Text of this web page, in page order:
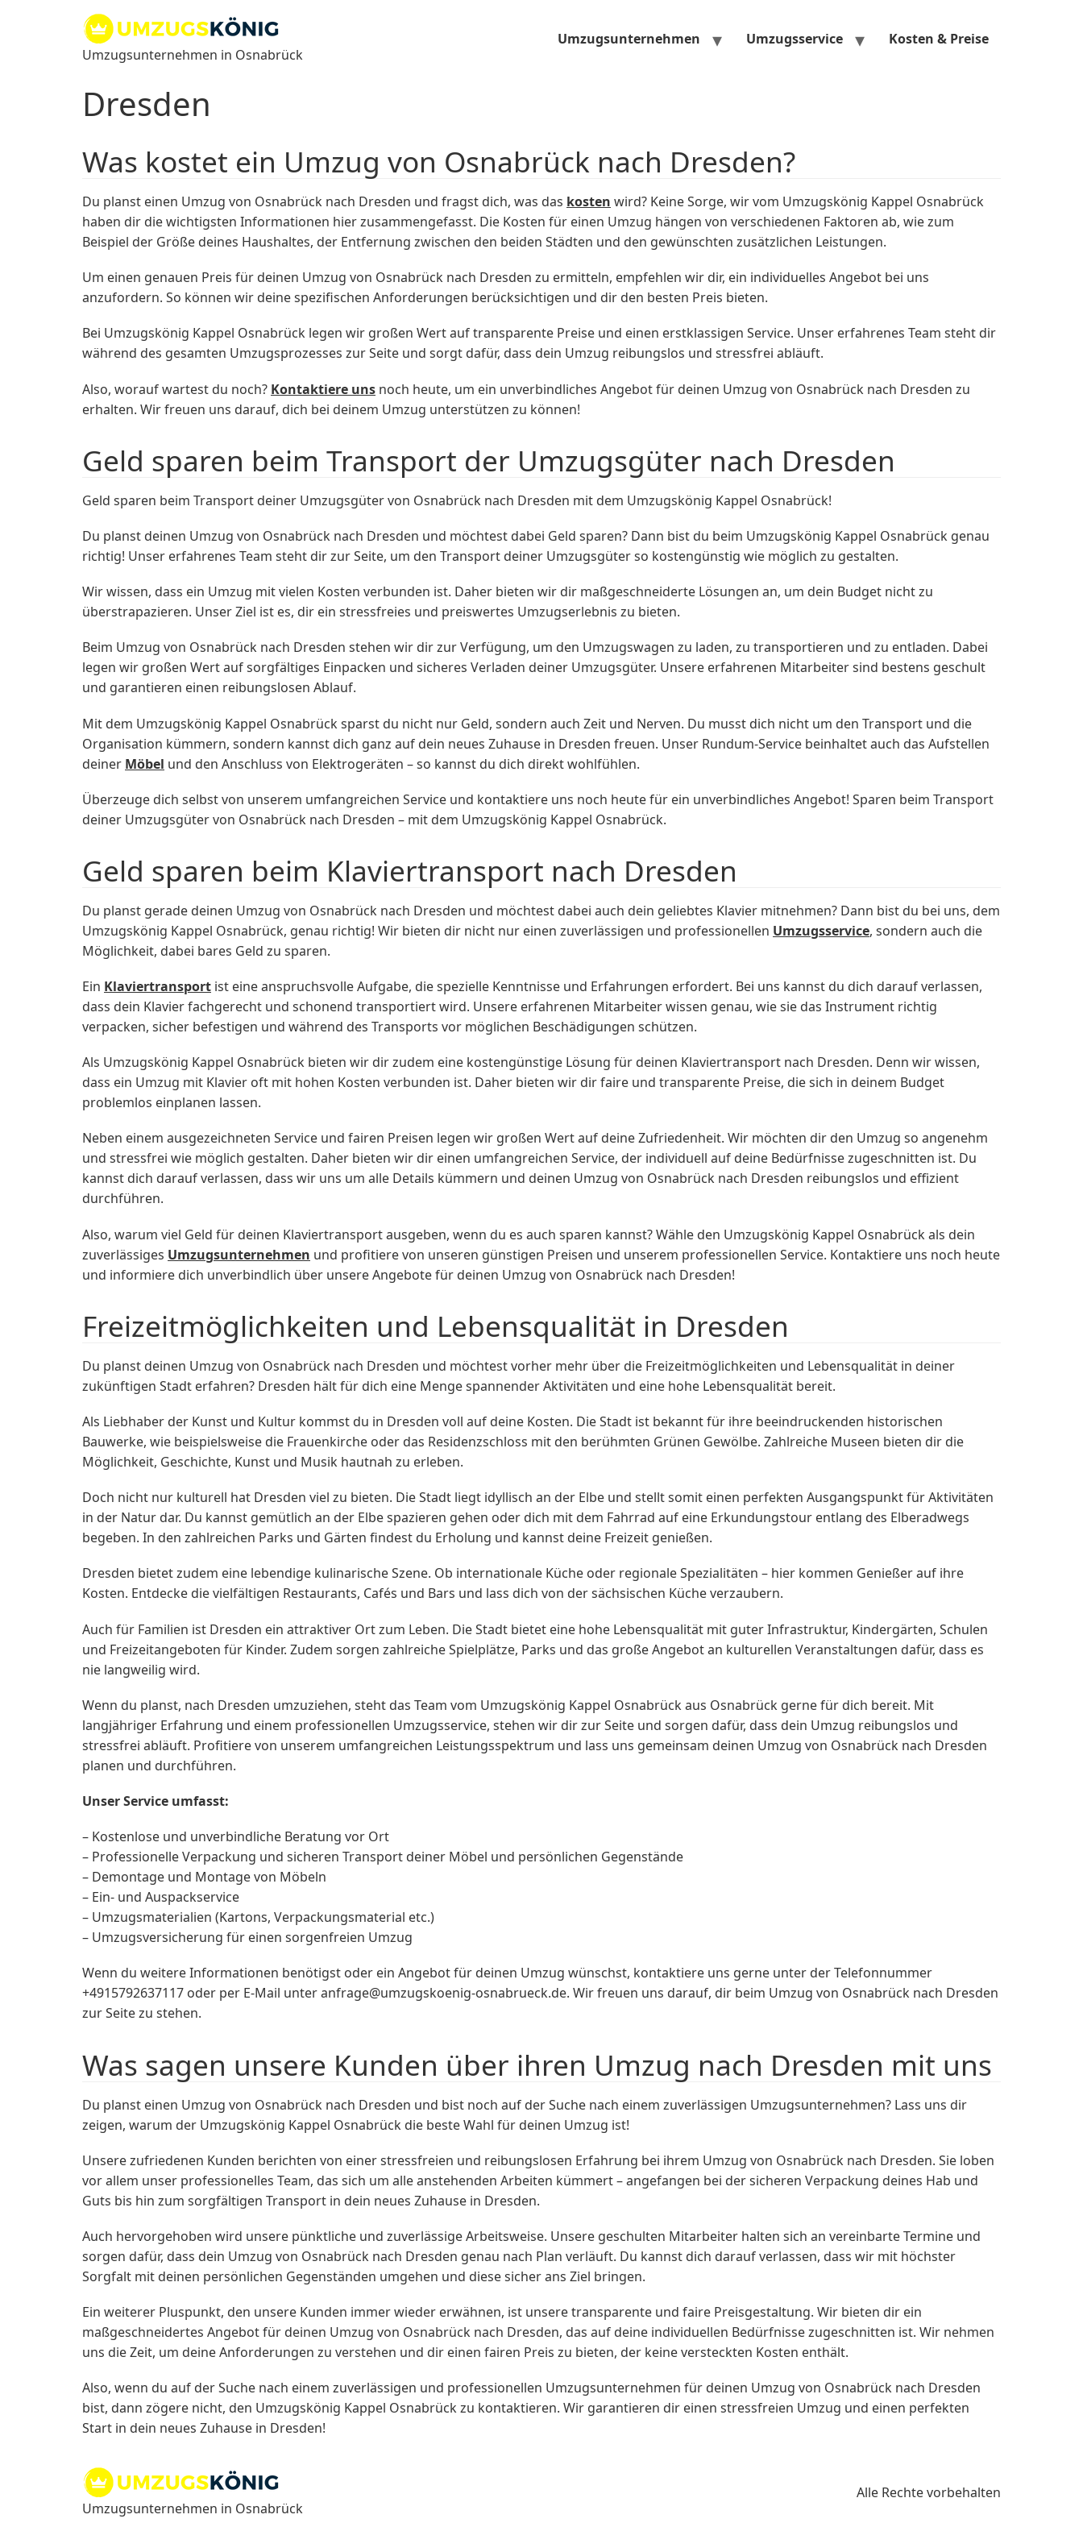
Umzugsunternehmen in Osnabrück
Umzugsunternehmen Umzugsservice Kosten & Preise
Dresden
Was kostet ein Umzug von Osnabrück nach Dresden?
Du planst einen Umzug von Osnabrück nach Dresden und fragst dich, was das kosten wird? Keine Sorge, wir vom Umzugskönig Kappel Osnabrück
haben dir die wichtigsten Informationen hier zusammengefasst. Die Kosten für einen Umzug hängen von verschiedenen Faktoren ab, wie zum
Beispiel der Größe deines Haushaltes, der Entfernung zwischen den beiden Städten und den gewünschten zusätzlichen Leistungen.
Um einen genauen Preis für deinen Umzug von Osnabrück nach Dresden zu ermitteln, empfehlen wir dir, ein individuelles Angebot bei uns
anzufordern. So können wir deine spezifischen Anforderungen berücksichtigen und dir den besten Preis bieten.
Bei Umzugskönig Kappel Osnabrück legen wir großen Wert auf transparente Preise und einen erstklassigen Service. Unser erfahrenes Team steht dir
während des gesamten Umzugsprozesses zur Seite und sorgt dafür, dass dein Umzug reibungslos und stressfrei abläuft.
Also, worauf wartest du noch? Kontaktiere uns noch heute, um ein unverbindliches Angebot für deinen Umzug von Osnabrück nach Dresden zu
erhalten. Wir freuen uns darauf, dich bei deinem Umzug unterstützen zu können!
Geld sparen beim Transport der Umzugsgüter nach Dresden
Geld sparen beim Transport deiner Umzugsgüter von Osnabrück nach Dresden mit dem Umzugskönig Kappel Osnabrück!
Du planst deinen Umzug von Osnabrück nach Dresden und möchtest dabei Geld sparen? Dann bist du beim Umzugskönig Kappel Osnabrück genau
richtig! Unser erfahrenes Team steht dir zur Seite, um den Transport deiner Umzugsgüter so kostengünstig wie möglich zu gestalten.
Wir wissen, dass ein Umzug mit vielen Kosten verbunden ist. Daher bieten wir dir maßgeschneiderte Lösungen an, um dein Budget nicht zu
überstrapazieren. Unser Ziel ist es, dir ein stressfreies und preiswertes Umzugserlebnis zu bieten.
Beim Umzug von Osnabrück nach Dresden stehen wir dir zur Verfügung, um den Umzugswagen zu laden, zu transportieren und zu entladen. Dabei
legen wir großen Wert auf sorgfältiges Einpacken und sicheres Verladen deiner Umzugsgüter. Unsere erfahrenen Mitarbeiter sind bestens geschult
und garantieren einen reibungslosen Ablauf.
Mit dem Umzugskönig Kappel Osnabrück sparst du nicht nur Geld, sondern auch Zeit und Nerven. Du musst dich nicht um den Transport und die
Organisation kümmern, sondern kannst dich ganz auf dein neues Zuhause in Dresden freuen. Unser Rundum-Service beinhaltet auch das Aufstellen
deiner Möbel und den Anschluss von Elektrogeräten – so kannst du dich direkt wohlfühlen.
Überzeuge dich selbst von unserem umfangreichen Service und kontaktiere uns noch heute für ein unverbindliches Angebot! Sparen beim Transport
deiner Umzugsgüter von Osnabrück nach Dresden – mit dem Umzugskönig Kappel Osnabrück.
Geld sparen beim Klaviertransport nach Dresden
Du planst gerade deinen Umzug von Osnabrück nach Dresden und möchtest dabei auch dein geliebtes Klavier mitnehmen? Dann bist du bei uns, dem
Umzugskönig Kappel Osnabrück, genau richtig! Wir bieten dir nicht nur einen zuverlässigen und professionellen Umzugsservice, sondern auch die
Möglichkeit, dabei bares Geld zu sparen.
Ein Klaviertransport ist eine anspruchsvolle Aufgabe, die spezielle Kenntnisse und Erfahrungen erfordert. Bei uns kannst du dich darauf verlassen,
dass dein Klavier fachgerecht und schonend transportiert wird. Unsere erfahrenen Mitarbeiter wissen genau, wie sie das Instrument richtig
verpacken, sicher befestigen und während des Transports vor möglichen Beschädigungen schützen.
Als Umzugskönig Kappel Osnabrück bieten wir dir zudem eine kostengünstige Lösung für deinen Klaviertransport nach Dresden. Denn wir wissen,
dass ein Umzug mit Klavier oft mit hohen Kosten verbunden ist. Daher bieten wir dir faire und transparente Preise, die sich in deinem Budget
problemlos einplanen lassen.
Neben einem ausgezeichneten Service und fairen Preisen legen wir großen Wert auf deine Zufriedenheit. Wir möchten dir den Umzug so angenehm
und stressfrei wie möglich gestalten. Daher bieten wir dir einen umfangreichen Service, der individuell auf deine Bedürfnisse zugeschnitten ist. Du
kannst dich darauf verlassen, dass wir uns um alle Details kümmern und deinen Umzug von Osnabrück nach Dresden reibungslos und effizient
durchführen.
Also, warum viel Geld für deinen Klaviertransport ausgeben, wenn du es auch sparen kannst? Wähle den Umzugskönig Kappel Osnabrück als dein
zuverlässiges Umzugsunternehmen und profitiere von unseren günstigen Preisen und unserem professionellen Service. Kontaktiere uns noch heute
und informiere dich unverbindlich über unsere Angebote für deinen Umzug von Osnabrück nach Dresden!
Freizeitmöglichkeiten und Lebensqualität in Dresden
Du planst deinen Umzug von Osnabrück nach Dresden und möchtest vorher mehr über die Freizeitmöglichkeiten und Lebensqualität in deiner
zukünftigen Stadt erfahren? Dresden hält für dich eine Menge spannender Aktivitäten und eine hohe Lebensqualität bereit.
Als Liebhaber der Kunst und Kultur kommst du in Dresden voll auf deine Kosten. Die Stadt ist bekannt für ihre beeindruckenden historischen
Bauwerke, wie beispielsweise die Frauenkirche oder das Residenzschloss mit den berühmten Grünen Gewölbe. Zahlreiche Museen bieten dir die
Möglichkeit, Geschichte, Kunst und Musik hautnah zu erleben.
Doch nicht nur kulturell hat Dresden viel zu bieten. Die Stadt liegt idyllisch an der Elbe und stellt somit einen perfekten Ausgangspunkt für Aktivitäten
in der Natur dar. Du kannst gemütlich an der Elbe spazieren gehen oder dich mit dem Fahrrad auf eine Erkundungstour entlang des Elberadwegs
begeben. In den zahlreichen Parks und Gärten findest du Erholung und kannst deine Freizeit genießen.
Dresden bietet zudem eine lebendige kulinarische Szene. Ob internationale Küche oder regionale Spezialitäten – hier kommen Genießer auf ihre
Kosten. Entdecke die vielfältigen Restaurants, Cafés und Bars und lass dich von der sächsischen Küche verzaubern.
Auch für Familien ist Dresden ein attraktiver Ort zum Leben. Die Stadt bietet eine hohe Lebensqualität mit guter Infrastruktur, Kindergärten, Schulen
und Freizeitangeboten für Kinder. Zudem sorgen zahlreiche Spielplätze, Parks und das große Angebot an kulturellen Veranstaltungen dafür, dass es
nie langweilig wird.
Wenn du planst, nach Dresden umzuziehen, steht das Team vom Umzugskönig Kappel Osnabrück aus Osnabrück gerne für dich bereit. Mit
langjähriger Erfahrung und einem professionellen Umzugsservice, stehen wir dir zur Seite und sorgen dafür, dass dein Umzug reibungslos und
stressfrei abläuft. Profitiere von unserem umfangreichen Leistungsspektrum und lass uns gemeinsam deinen Umzug von Osnabrück nach Dresden
planen und durchführen.
Unser Service umfasst:
– Kostenlose und unverbindliche Beratung vor Ort
– Professionelle Verpackung und sicheren Transport deiner Möbel und persönlichen Gegenstände
– Demontage und Montage von Möbeln
– Ein- und Auspackservice
– Umzugsmaterialien (Kartons, Verpackungsmaterial etc.)
– Umzugsversicherung für einen sorgenfreien Umzug
Wenn du weitere Informationen benötigst oder ein Angebot für deinen Umzug wünschst, kontaktiere uns gerne unter der Telefonnummer
+4915792637117 oder per E-Mail unteranfrage@umzugskoenig-osnabrueck.de. Wir freuen uns darauf, dir beim Umzug von Osnabrück nach Dresden
zur Seite zu stehen.
Was sagen unsere Kunden über ihren Umzug nach Dresden mit uns
Du planst einen Umzug von Osnabrück nach Dresden und bist noch auf der Suche nach einem zuverlässigen Umzugsunternehmen? Lass uns dir
zeigen, warum der Umzugskönig Kappel Osnabrück die beste Wahl für deinen Umzug ist!
Unsere zufriedenen Kunden berichten von einer stressfreien und reibungslosen Erfahrung bei ihrem Umzug von Osnabrück nach Dresden. Sie loben
vor allem unser professionelles Team, das sich um alle anstehenden Arbeiten kümmert – angefangen bei der sicheren Verpackung deines Hab und
Guts bis hin zum sorgfältigen Transport in dein neues Zuhause in Dresden.
Auch hervorgehoben wird unsere pünktliche und zuverlässige Arbeitsweise. Unsere geschulten Mitarbeiter halten sich an vereinbarte Termine und
sorgen dafür, dass dein Umzug von Osnabrück nach Dresden genau nach Plan verläuft. Du kannst dich darauf verlassen, dass wir mit höchster
Sorgfalt mit deinen persönlichen Gegenständen umgehen und diese sicher ans Ziel bringen.
Ein weiterer Pluspunkt, den unsere Kunden immer wieder erwähnen, ist unsere transparente und faire Preisgestaltung. Wir bieten dir ein
maßgeschneidertes Angebot für deinen Umzug von Osnabrück nach Dresden, das auf deine individuellen Bedürfnisse zugeschnitten ist. Wir nehmen
uns die Zeit, um deine Anforderungen zu verstehen und dir einen fairen Preis zu bieten, der keine versteckten Kosten enthält.
Also, wenn du auf der Suche nach einem zuverlässigen und professionellen Umzugsunternehmen für deinen Umzug von Osnabrück nach Dresden
bist, dann zögere nicht, den Umzugskönig Kappel Osnabrück zu kontaktieren. Wir garantieren dir einen stressfreien Umzug und einen perfekten
Start in dein neues Zuhause in Dresden!
Umzugsunternehmen in Osnabrück
Alle Rechte vorbehalten